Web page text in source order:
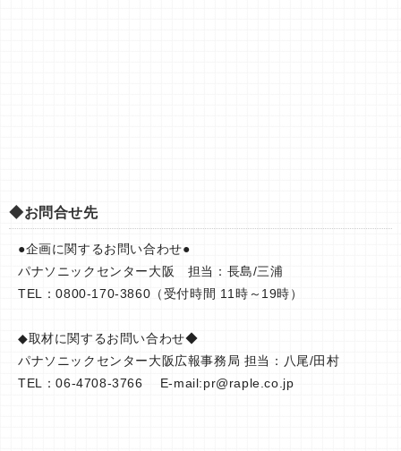
◆お問合せ先
●企画に関するお問い合わせ●
パナソニックセンター大阪 担当：長島/三浦
TEL：0800-170-3860（受付時間 11時～19時）
◆取材に関するお問い合わせ◆
パナソニックセンター大阪広報事務局 担当：八尾/田村
TEL：06-4708-3766 E-mail:pr@raple.co.jp